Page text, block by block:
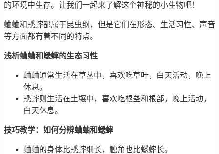
的环境中生存。让我们一起来了解这个神秘的小生物吧！
蛐蛐和蟋蟀都属于昆虫纲，但是它们在形态、生活习性、声音
等方面都有着不同的特点。
浅析蛐蛐和蟋蟀的生态习性
蛐蛐通常生活在草丛中，喜欢吃草叶，白天活动，晚上
休息。
蟋蟀则生活在土壤中，喜欢吃根茎和根部，晚上活动，
白天休息。
技巧教学：如何分辨蛐蛐和蟋蟀
蛐蛐的身体比蟋蟀细长，触角也比蟋蟀长。